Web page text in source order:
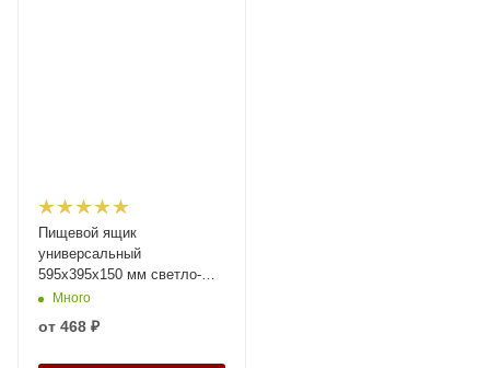
Пищевой ящик
универсальный
595х395х150 мм светло-
серый ЭКО с
перфорированными
стенками и дном
Много
от 468 ₽